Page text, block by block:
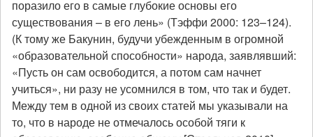
поразило его в самые глубокие основы его
существования – в его лень» (Тэффи 2000: 123–124).
(К тому же Бакунин, будучи убежденным в огромной
«образовательной способности» народа, заявлявший:
«Пусть он сам освободится, а потом сам начнет
учиться», ни разу не усомнился в том, что так и будет.
Между тем в одной из своих статей мы указывали на
то, что в народе не отмечалось особой тяги к